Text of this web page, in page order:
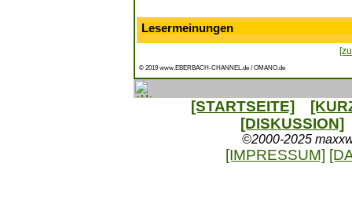
Lesermeinungen
© 2019 www.EBERBACH-CHANNEL.de / OMANO.de
[STARTSEITE]
[DISKUSSION]
©2000-2025
[IMPRESSUM]